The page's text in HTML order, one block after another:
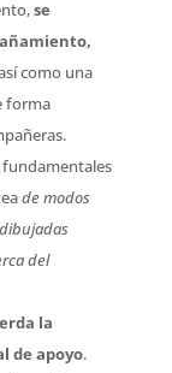
se
como una
forma
fundamentales
de modos
del
la
de apoyo.